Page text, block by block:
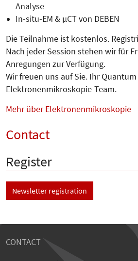
Analyse
In-situ-EM & µCT von DEBEN
Die Teilnahme ist kostenlos.
Nach jeder Session stehen wir für
Anregungen zur Verfügung.
Wir freuen uns auf Sie. Ihr Quantum
Elektronenmikroskopie-Team.
Mehr über Elektronenmikroskopie
Contact
Register
Newsletter registration
CONTACT